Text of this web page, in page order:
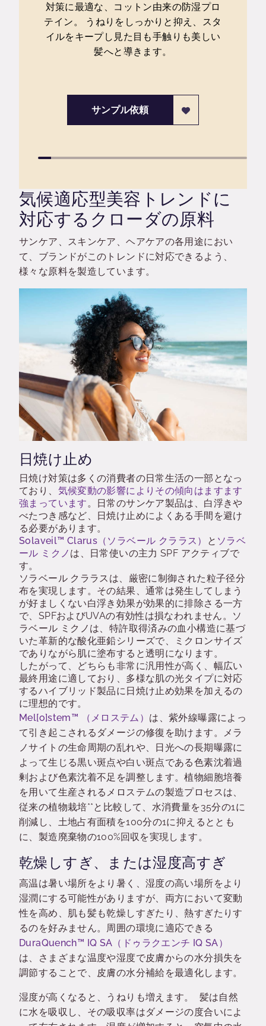
対策に最適な、コットン由来の防湿プロ
テイン。 うねりをしっかりと抑え、スタ
イルをキープし見た目も手触りも美しい
髪へと導きます。
サンプル依頼
気候適応型美容トレンドに
対応するクローダの原料
サンケア、スキンケア、ヘアケアの各用途におい
て、ブランドがこのトレンドに対応できるよう、
様々な原料を製造しています。
日焼け止め
日焼け対策は多くの消費者の日常生活の一部となっ
ており、 気候変動の影響によりその傾向はますます
強まっています。日常のサンケア製品は、白浮きや
べたつき感など、日焼け止めによくある手間を避け
る必要があります。
Solaveil™ Clarus（ソラベール クララス）
と ソラベ
ール ミクノ は、日常使いの主力 SPF アクティブで
す。
ソラベール クララスは、厳密に制御された粒子径分
布を実現します。その結果、通常は発生してしまう
が好ましくない白浮き効果が効果的に排除さる一方
で、SPFおよびUVAの有効性は損なわれません。ソ
ラベール ミクノは、特許取得済みの血小構造に基づ
いた革新的な酸化亜鉛シリーズで、ミクロンサイズ
でありながら肌に塗布すると透明になります。
したがって、どちらも非常に汎用性が高く、幅広い
最終用途に適しており、多様な肌の光タイプに対応
するハイブリッド製品に日焼け止め効果を加えるの
に理想的です。
Mel[o]stem™ （メロステム） は、紫外線曝露によっ
て引き起こされるダメージの修復を助けます。メラ
ノサイトの生命周期の乱れや、日光への長期曝露に
よって生じる黒い斑点や白い斑点である色素沈着過
剰および色素沈着不足を調整します。植物細胞培養
を用いて生産されるメロステムの製造プロセスは、
従来の植物栽培**と比較して、水消費量を35分の1に
削減し、土地占有面積を100分の1に抑えるととも
に、製造廃棄物の100%回収を実現します。
乾燥しすぎ、または湿度高すぎ
高温は暑い場所をより暑く、湿度の高い場所をより
湿潤にする可能性がありますが、両方において変動
性を高め、肌も髪も乾燥しすぎたり、熱すぎたりす
るのを好みません。 周囲の環境に適応できる
DuraQuench™ IQ SA（ドゥラクエンチ IQ SA）
は、さまざまな温度や湿度で皮膚からの水分損失を
調節することで、皮膚の水分補給を最適化します。
湿度が高くなると、うねりも増えます。 髪は自然
に水を吸収し、その吸収率はダメージの度合いによ